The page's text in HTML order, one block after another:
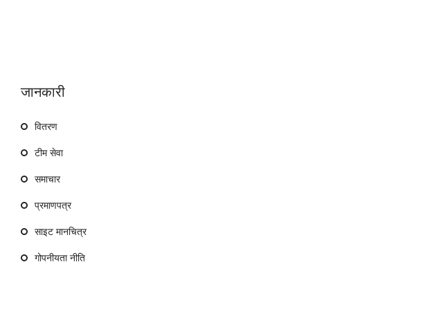
जानकारी
वितरण
टीम सेवा
समाचार
प्रमाणपत्र
साइट मानचित्र
गोपनीयता नीति